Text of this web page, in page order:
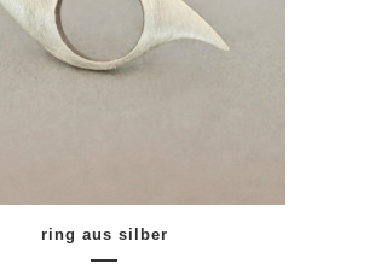
ring aus silber